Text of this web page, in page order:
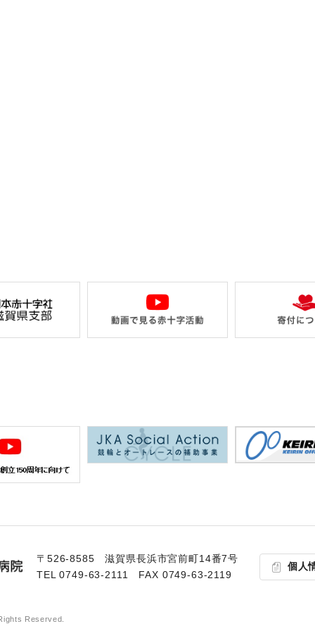
〒526-8585 滋賀県⻑浜市宮前町14番7号
TEL0749-63-2111 FAX 0749-63-2119
個人
Reserved.